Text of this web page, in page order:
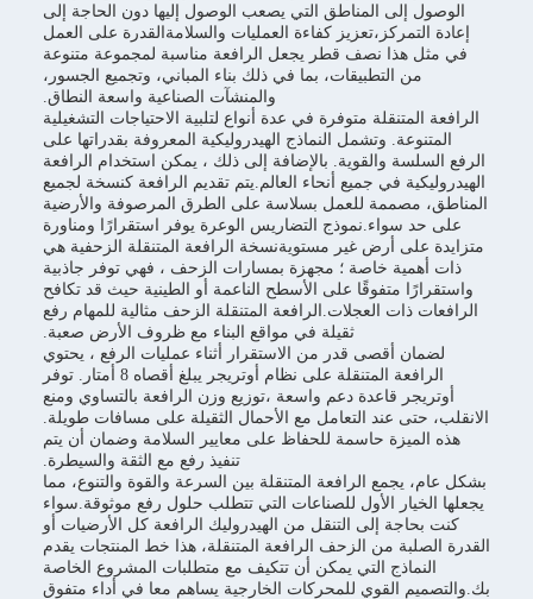
الوصول إلى المناطق التي يصعب الوصول إليها دون الحاجة إلى
إعادة التمركز،تعزيز كفاءة العمليات والسلامةالقدرة على العمل
في مثل هذا نصف قطر يجعل الرافعة مناسبة لمجموعة متنوعة
من التطبيقات، بما في ذلك بناء المباني، وتجميع الجسور،
والمنشآت الصناعية واسعة النطاق.
الرافعة المتنقلة متوفرة في عدة أنواع لتلبية الاحتياجات التشغيلية
المتنوعة. وتشمل النماذج الهيدروليكية المعروفة بقدراتها على
الرفع السلسة والقوية. بالإضافة إلى ذلك ، يمكن استخدام الرافعة
الهيدروليكية في جميع أنحاء العالم.يتم تقديم الرافعة كنسخة لجميع
المناطق، مصممة للعمل بسلاسة على الطرق المرصوفة والأرضية
على حد سواء.نموذج التضاريس الوعرة يوفر استقرارًا ومناورة
متزايدة على أرض غير مستويةنسخة الرافعة المتنقلة الزحفية هي
ذات أهمية خاصة ؛ مجهزة بمسارات الزحف ، فهي توفر جاذبية
واستقرارًا متفوقًا على الأسطح الناعمة أو الطينية حيث قد تكافح
الرافعات ذات العجلات.الرافعة المتنقلة الزحف مثالية للمهام رفع
ثقيلة في مواقع البناء مع ظروف الأرض صعبة.
لضمان أقصى قدر من الاستقرار أثناء عمليات الرفع ، يحتوي
الرافعة المتنقلة على نظام أوتريجر يبلغ أقصاه 8 أمتار. توفر
أوتريجر قاعدة دعم واسعة ،توزيع وزن الرافعة بالتساوي ومنع
الانقلب، حتى عند التعامل مع الأحمال الثقيلة على مسافات طويلة.
هذه الميزة حاسمة للحفاظ على معايير السلامة وضمان أن يتم
تنفيذ رفع مع الثقة والسيطرة.
بشكل عام، يجمع الرافعة المتنقلة بين السرعة والقوة والتنوع، مما
يجعلها الخيار الأول للصناعات التي تتطلب حلول رفع موثوقة.سواء
كنت بحاجة إلى التنقل من الهيدروليك الرافعة كل الأرضيات أو
القدرة الصلبة من الزحف الرافعة المتنقلة، هذا خط المنتجات يقدم
النماذج التي يمكن أن تتكيف مع متطلبات المشروع الخاصة
بك.والتصميم القوي للمحركات الخارجية يساهم معا في أداء متفوق